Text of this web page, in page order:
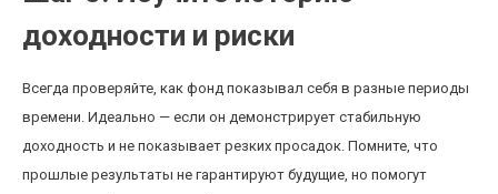
доходности и риски
Всегда проверяйте, как фонд показывал себя в разные периоды
времени. Идеально — если он демонстрирует стабильную
доходность и не показывает резких просадок. Помните, что
прошлые результаты не гарантируют будущие, но помогут